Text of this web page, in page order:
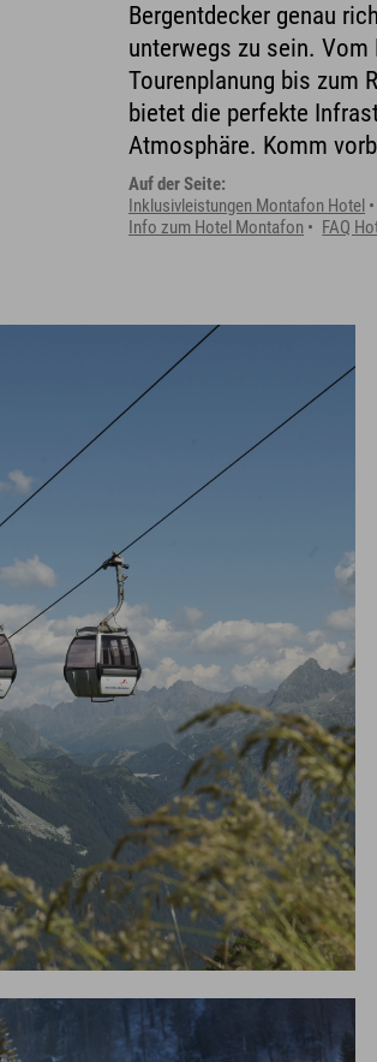
Bergentdecker genau
unterwegs zu sein.
Tourenplanung bis zum
bietet die perfekte
Atmosphäre. Komm
Auf der Seite:
Inklusivleistungen Montafon Hotel
Info zum Hotel Montafon
FAQ